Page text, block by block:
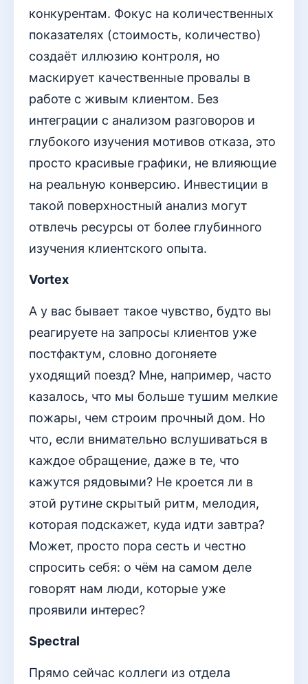
конкурентам. Фокус на количественных
показателях (стоимость, количество)
создаёт иллюзию контроля, но
маскирует качественные провалы в
работе с живым клиентом. Без
интеграции с анализом разговоров и
глубокого изучения мотивов отказа, это
просто красивые графики, не влияющие
на реальную конверсию. Инвестиции в
такой поверхностный анализ могут
отвлечь ресурсы от более глубинного
изучения клиентского опыта.
Vortex
А у вас бывает такое чувство, будто вы
реагируете на запросы клиентов уже
постфактум, словно догоняете
уходящий поезд? Мне, например, часто
казалось, что мы больше тушим мелкие
пожары, чем строим прочный дом. Но
что, если внимательно вслушиваться в
каждое обращение, даже в те, что
кажутся рядовыми? Не кроется ли в
этой рутине скрытый ритм, мелодия,
которая подскажет, куда идти завтра?
Может, просто пора сесть и честно
спросить себя: о чём на самом деле
говорят нам люди, которые уже
проявили интерес?
Spectral
Прямо сейчас коллеги из отдела